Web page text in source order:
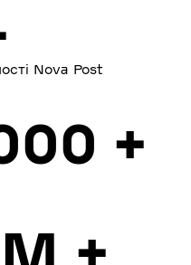
Nova Post
+
+